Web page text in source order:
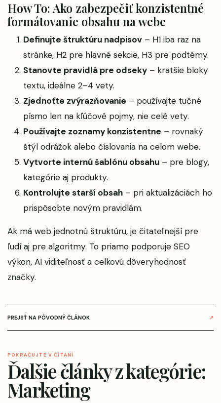
How To: Ako zabezpečiť konzistentné
formátovanie obsahu na webe
Definujte štruktúru nadpisov – H1 iba raz na
stránke, H2 pre hlavné sekcie, H3 pre podtémy.
Stanovte pravidlá pre odseky – kratšie bloky
textu, ideálne 2–4 vety.
Zjednoťte zvýrazňovanie – používajte tučné
písmo len na kľúčové pojmy, nie celé vety.
Používajte zoznamy konzistentne – rovnaký
štýl odrážok alebo číslovania na celom webe.
Vytvorte internú šablónu obsahu – pre blogy,
kategórie aj produkty.
Kontrolujte starší obsah – pri aktualizáciách ho
prispôsobte novým pravidlám.
Ak má web jednotnú štruktúru, je čitateľnejší pre
ľudí aj pre algoritmy. To priamo podporuje SEO
výkon, AI viditeľnosť a celkovú dôveryhodnosť
značky.
PREJSŤ NA PÔVODNÝ ČLÁNOK ↗
POKRAČUJTE V ČÍTANÍ
Ďalšie články z kategórie:
Marketing